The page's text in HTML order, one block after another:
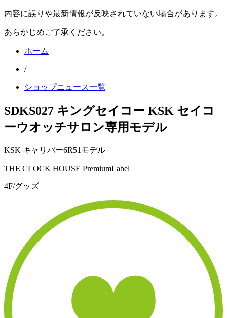
内容に誤りや最新情報が反映されていない場合があります。
あらかじめご了承ください。
ホーム
/
ショップニュース一覧
SDKS027 キングセイコー KSK セイコ
ーウオッチサロン専用モデル
KSK キャリバー6R51モデル
THE CLOCK HOUSE PremiumLabel
4F/グッズ